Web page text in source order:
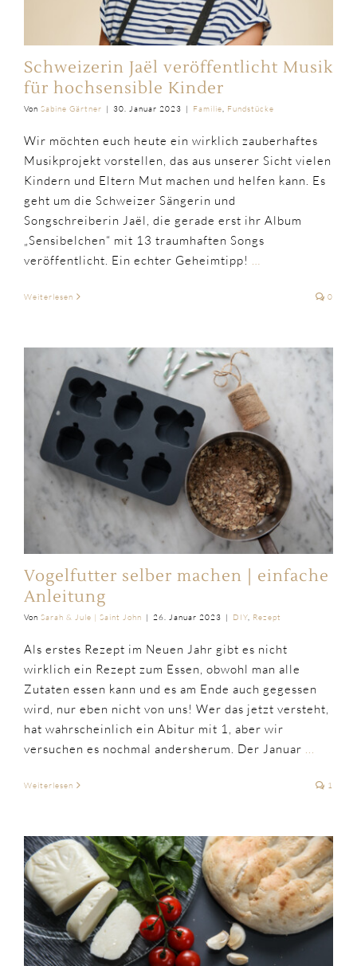
Schweizerin Jaël veröffentlicht Musik
für hochsensible Kinder
Von Sabine Gärtner | 30. Januar 2023 | Familie Fundstücke
Wir möchten euch heute ein wirklich zauberhaftes
Musikprojekt vorstellen, das aus unserer Sicht vielen
Kindern und Eltern Mut machen und helfen kann. Es
geht um die Schweizer Sängerin und
Songschreiberin Jaël, die gerade erst ihr Album
„Sensibelchen“ mit 13 traumhaften Songs
veröffentlicht. Ein echter Geheimtipp!
Weiterlesen 0
Vogelfutter selber machen | einfache
Anleitung
Von Sarah & Jule | Saint John | 26. Januar 2023 | DIY, Rezept
Als erstes Rezept im Neuen Jahr gibt es nicht
wirklich ein Rezept zum Essen, obwohl man alle
Zutaten essen kann und es am Ende auch gegessen
wird, nur eben nicht von uns! Wer das jetzt versteht,
hat wahrscheinlich ein Abitur mit 1, aber wir
versuchen es nochmal andersherum. Der Januar ...
Weiterlesen 1